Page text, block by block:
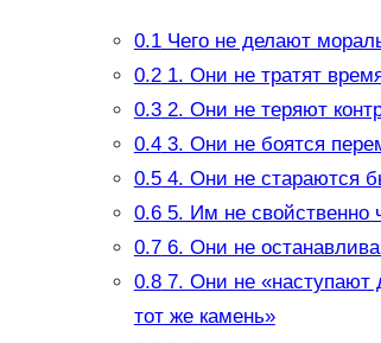
0.1Чего не делают
0.21. Они не тратят
0.32. Они не теряют
0.43. Они не боятся
0.54. Они не стараются
0.65. Им не свойственно
0.76. Они не
0.87. Они не «наступают
тот же камень»